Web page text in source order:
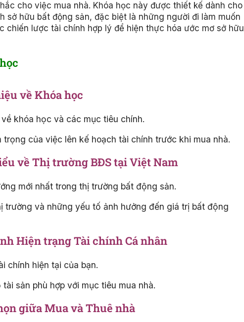
cho việc mua nhà. Khóa học này được thiết kế dành cho
sở hữu bất động sản, đặc biệt là những người đi làm muốn
chiến lược tài chính hợp lý để hiện thực hóa ước mơ sở hữu
về Khóa học
khóa học và các mục tiêu chính.
trọng của việc lên kế hoạch tài chính trước khi mua nhà.
về Thị trường BĐS tại Việt Nam
mới nhất trong thị trường bất động sản.
trường và những yếu tố ảnh hưởng đến giá trị bất động
Hiện trạng Tài chính Cá nhân
chính hiện tại của bạn.
sản phù hợp với mục tiêu mua nhà.
giữa Mua và Thuê nhà